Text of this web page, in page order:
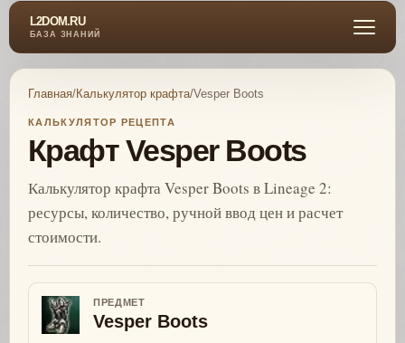
L2DOM.RU
БАЗА ЗНАНИЙ
Главная/Калькулятор крафта/Vesper Boots
КАЛЬКУЛЯТОР РЕЦЕПТА
Крафт Vesper Boots
Калькулятор крафта Vesper Boots в Lineage 2:
ресурсы, количество, ручной ввод цен и расчет
стоимости.
ПРЕДМЕТ
Vesper Boots